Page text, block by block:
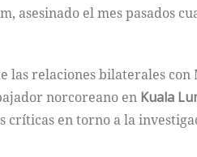
asesinado el mes pasados
relaciones bilaterales con
norcoreano en Kuala
críticas en torno a la